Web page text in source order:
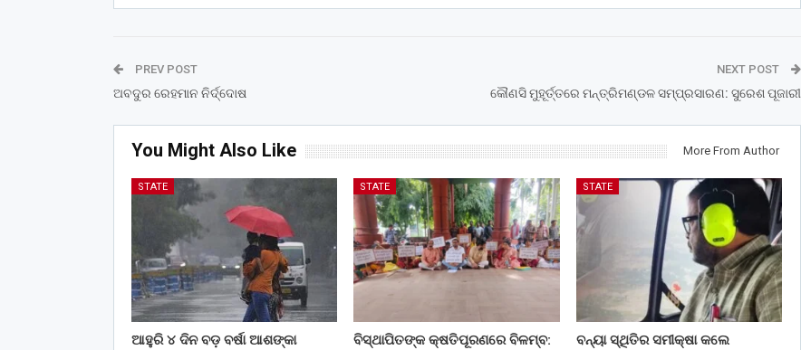
PREV POST
ଅବଦୁର ରେହମାନ ନିର୍ଦ୍ଦୋଷ
NEXT POST
କୌଣସି ମୁହୂର୍ତ୍ତରେ ମନ୍ତ୍ରିମଣ୍ଡଳ ସମ୍ପ୍ରସାରଣ: ସୁରେଶ ପୂଜାରୀ
You Might Also Like More From Author
STATE
ଆହୁରି ୪ ଦିନ ବଡ଼ ବର୍ଷା ଆଶଙ୍କା
STATE
ବିସ୍ଥାପିତଙ୍କ କ୍ଷତିପୂରଣରେ ବିଳମ୍ବ:
STATE
ବନ୍ୟା ସ୍ଥିତିର ସମୀକ୍ଷା କଲେ